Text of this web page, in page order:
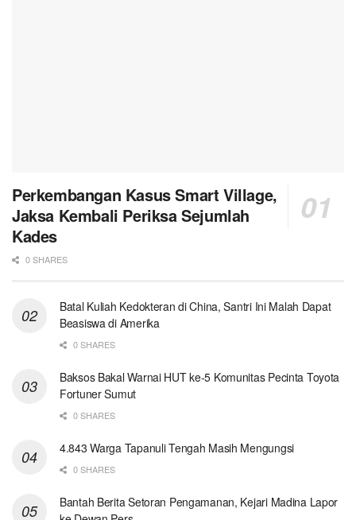
Perkembangan Kasus Smart Village,
Jaksa Kembali Periksa Sejumlah
Kades
0 SHARES
Batal Kuliah Kedokteran di China, Santri Ini Malah Dapat
Beasiswa di Amerika
0 SHARES
Baksos Bakal Warnai HUT ke-5 Komunitas Pecinta Toyota
Fortuner Sumut
0 SHARES
4.843 Warga Tapanuli Tengah Masih Mengungsi
0 SHARES
Bantah Berita Setoran Pengamanan, Kejari Madina Lapor